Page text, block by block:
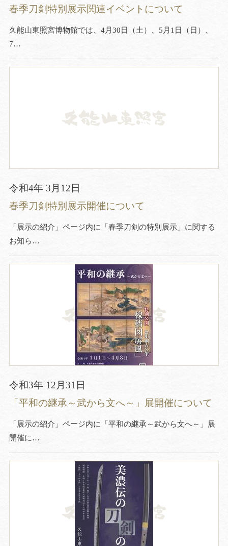
春季刀剣特別展示関連イベントについて
久能山東照宮博物館では、4月30日（土）、5月1日（日）、
7…
令和4年 3月12日
春季刀剣特別展示開催について
「展示の紹介」ページ内に「春季刀剣の特別展示」に関する
お知ら…
令和3年 12月31日
「平和の継承～武から文へ～」展開催について
「展示の紹介」ページ内に「平和の継承～武から文へ～」展
開催に…